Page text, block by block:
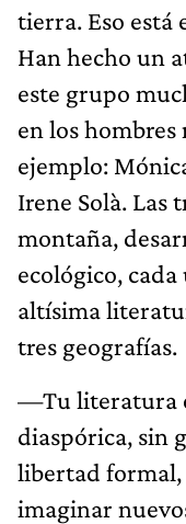
tierra. Eso está
Han hecho un
este grupo
en los
ejemplo:
Irene Solà. Las
montaña,
ecológico, cada
altísima
tres geografías.
—Tu literatura
diaspórica, sin
libertad formal,
imaginar